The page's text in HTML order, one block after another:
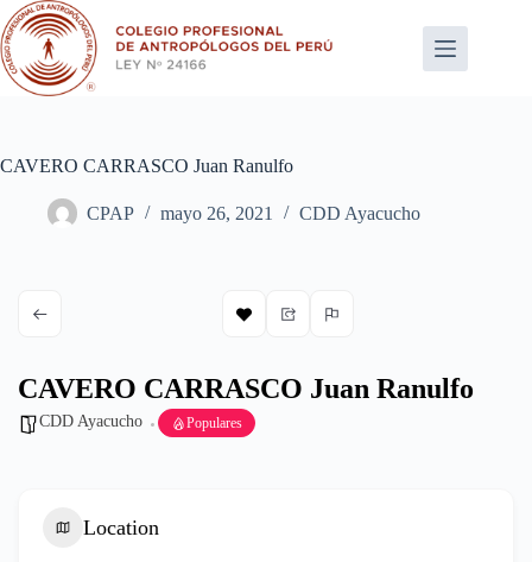
Saltar
al
contenido
CAVERO CARRASCO Juan Ranulfo
CPAP mayo 26, 2021 CDD Ayacucho
CAVERO CARRASCO Juan Ranulfo
CDD Ayacucho Populares
Location